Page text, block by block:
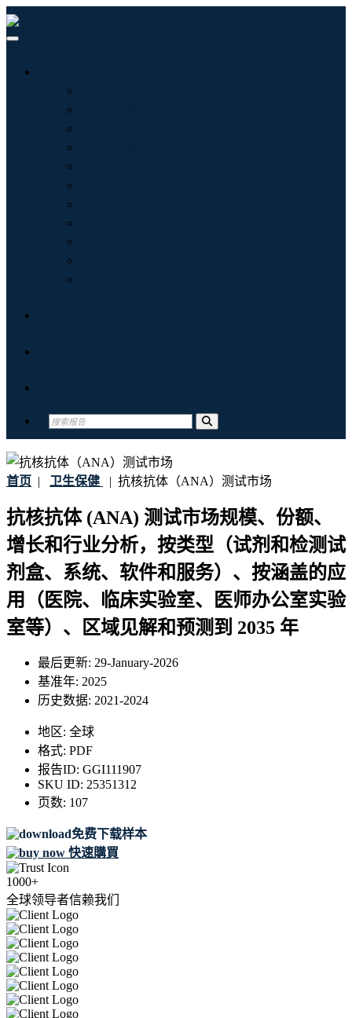
首页 | 卫生保健 | 抗核抗体（ANA）测试市场
抗核抗体 (ANA) 测试市场规模、份额、
增长和行业分析，按类型（试剂和检测试
剂盒、系统、软件和服务）、按涵盖的应
用（医院、临床实验室、医师办公室实验
室等）、区域见解和预测到 2035 年
最后更新: 29-January-2026
基准年: 2025
历史数据: 2021-2024
地区: 全球
格式: PDF
报告ID: GGI111907
SKU ID: 25351312
页数: 107
免费下载样本
快速購買
1000+
全球领导者信赖我们